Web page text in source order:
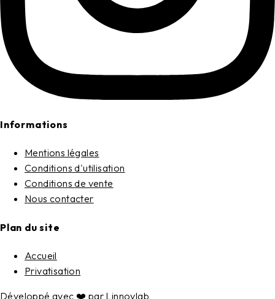
Informations
Mentions légales
Conditions d'utilisation
Conditions de vente
Nous contacter
Plan du site
Accueil
Privatisation
Développé avec ❤️ par Linnovlab